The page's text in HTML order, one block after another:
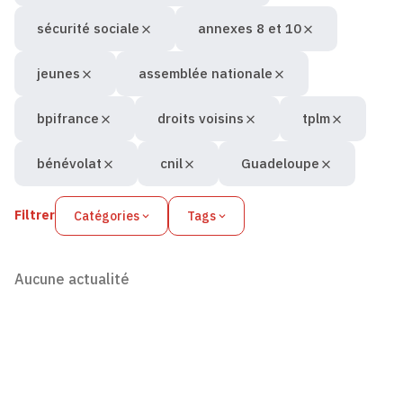
Filtrer Catégories Tags
sécurité sociale annexes 8 et 10
jeunes assemblée nationale
bpifrance droits voisins tplm
bénévolat cnil Guadeloupe
Aucune actualité